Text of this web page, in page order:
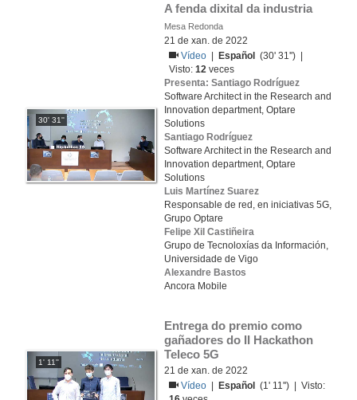
30' 31''
A fenda dixital da industria
Mesa Redonda
21 de xan. de 2022
Vídeo
Español
(30' 31'') |
Visto:12 veces
Presenta: Santiago Rodríguez
Software Architect in the Research and
Innovation department, Optare
Solutions
Santiago Rodríguez
Software Architect in the Research and
Innovation department, Optare
Solutions
Luis Martínez Suarez
Responsable de red, en iniciativas 5G,
Grupo Optare
Felipe Xil Castiñeira
Grupo de Tecnoloxías da Información,
Universidade de Vigo
Alexandre Bastos
Ancora Mobile
1' 11''
Entrega do premio como
gañadores do II Hackathon
Teleco 5G
21 de xan. de 2022
Vídeo
Español
(1' 11'') | Visto: